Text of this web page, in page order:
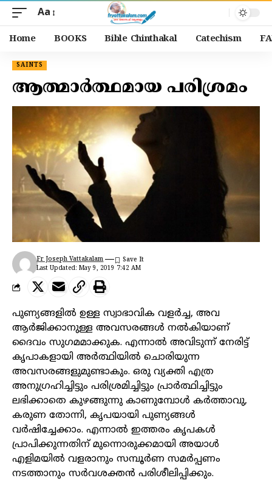
Aa
Home BOOKS Bible Chinthakal Catechism
SAINTS
ആത്മാർത്ഥമായ പരിശ്രമം
Last Updated: May 9, 2019 7:42 AM
Fr Joseph Vattakalam
പുണ്യങ്ങളിൽ ഉള്ള സ്വാഭാവിക വളർച്ച, അവ
ആർജിക്കാനുള്ള അവസരങ്ങൾ നൽകിയാണ്
ദൈവം സുഗമമാക്കുക. എന്നാൽ അവിടുന്ന് നേരിട്ട്
കൃപാകളായി അർത്ഥിയിൽ ചൊരിയുന്ന
അവസരങ്ങളുമുണ്ടാകും. ഒരു വ്യക്തി എത്ര
അനുഗ്രഹിച്ചിട്ടും പരിശ്രമിച്ചിട്ടും പ്രാർത്ഥിച്ചിട്ടും
ലഭിക്കാതെ കുഴങ്ങുന്നു കാണുമ്പോൾ കർത്താവു,
കരുണ തോന്നി, കൃപയായി പുണ്യങ്ങൾ
വർഷിച്ചേക്കാം. എന്നാൽ ഇത്തരം കൃപകൾ
പ്രാപിക്കുന്നതിന് മുന്നൊരുക്കമായി അയാൾ
എളിമയിൽ വളരാനും സമ്പൂർണ സമർപ്പണം
നടത്താനും സർവശക്തൻ പരിശീലിപ്പിക്കും.